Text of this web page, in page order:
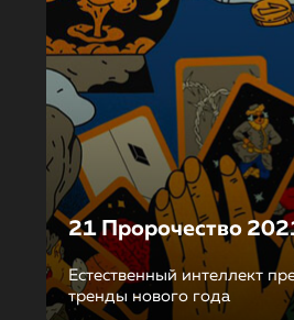
21 Пророчество
Естественный интеллект
тренды нового года